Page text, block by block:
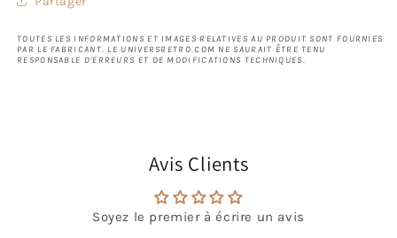
TOUTES LES INFORMATIONS ET IMAGES RELATIVES AU PRODUIT SONT FOURNIES
PAR LE FABRICANT. LE UNIVERSRETRO.COM NE SAURAIT ÊTRE TENU
RESPONSABLE D'ERREURS ET DE MODIFICATIONS TECHNIQUES.
Avis Clients
Soyez le premier à écrire un avis